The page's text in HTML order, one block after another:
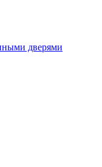
дверями